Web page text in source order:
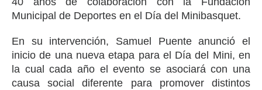
Municipal de Deportes en el Día del Minibasquet.
En su intervención, Samuel Puente anunció el
inicio de una nueva etapa para el Día del Mini, en
la cual cada año el evento se asociará con una
causa social diferente para promover distintos